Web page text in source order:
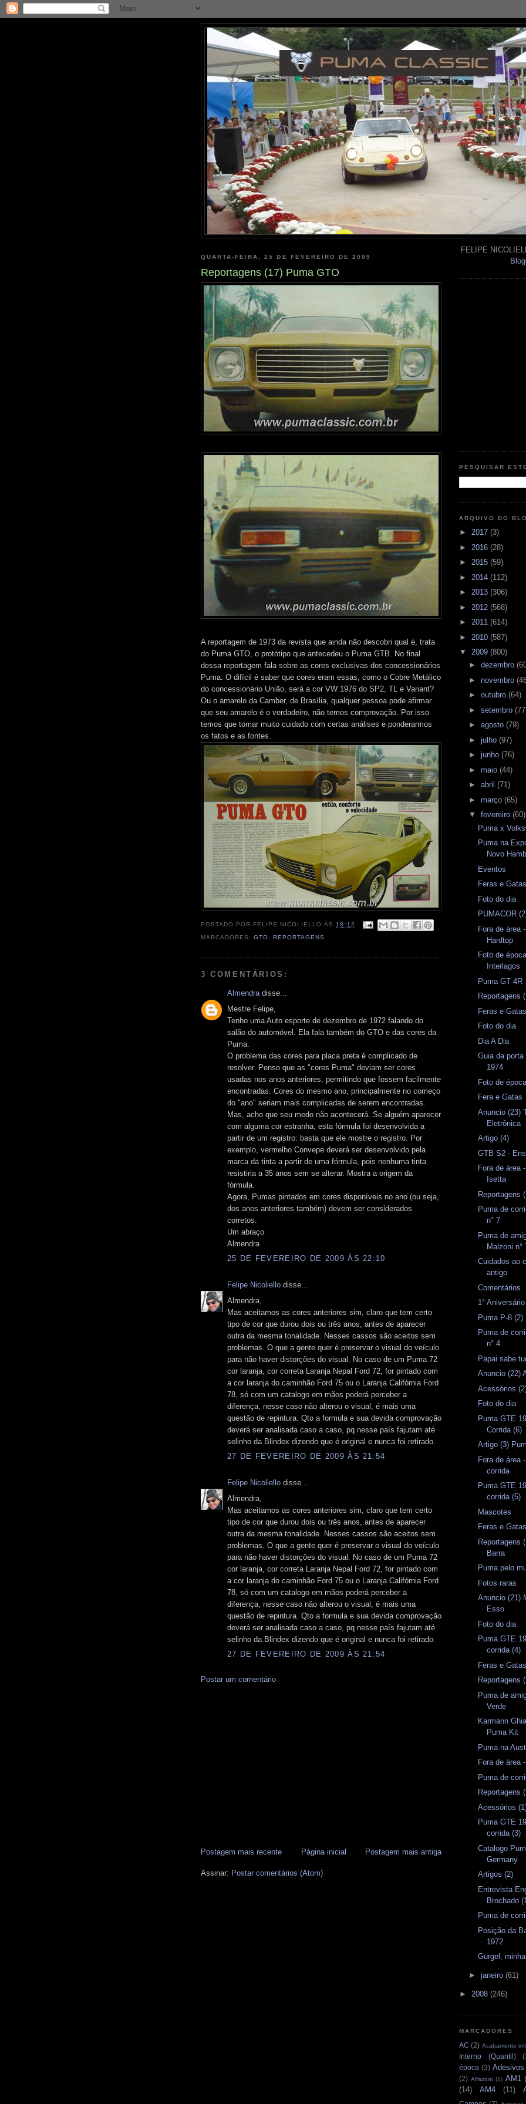
QUARTA-FEIRA, 25 DE FEVEREIRO DE 2009
Reportagens (17) Puma GTO
A reportagem de 1973 da revista que ainda não descobri qual é, trata
do Puma GTO, o protótipo que antecedeu o Puma GTB. No final
dessa reportagem fala sobre as cores exclusivas dos concessionários
Puma. O difícil é saber que cores eram essas, como o Cobre Metálico
do concessionário União, será a cor VW 1976 do SP2, TL e Variant?
Ou o amarelo da Camber, de Brasília, qualquer pessoa pode afirmar
que seu amarelo é o verdadeiro, não temos comprovação. Por isso
temos que tomar muito cuidado com certas análises e ponderarmos
os fatos e as fontes.
POSTADO POR FELIPE NICOLIELLO ÀS 18:12
MARCADORES:GTO ,REPORTAGENS
3 COMENTÁRIOS:
Almendradisse...
Mestre Felipe,
Tenho uma Auto esporte de dezembro de 1972 falando do
salão do automóvel. Ela fala também do GTO e das cores da
Puma.
O problema das cores para placa preta é complicado de
resolver. Penso que as "cores Puma" deviam ser cores
usadas nos anos anteriores, permitindo que fossem facilmente
encontradas. Cores do mesmo ano, principalmente no começo
do "ano" seriam mais complicadas de serem encontradas.
Mas, acho que seu medo não acontecerá. Se alguém aparecer
com alguma cor estranha, esta fórmula foi desenvolvida a
partir de um registro: basta que ele mostre o registro. Por
exemplo, vermelho Convepe deverá ser desenvolvido pela
marca da tinta a partir de uma fórmula, pois nenhuma tinta
resistiria a 35 anos sem se alterar. Mostra a origem da
fórmula.
Agora, Pumas pintados em cores disponíveis no ano (ou seja,
dos anos anteriores também) devem ser considerados
corretos.
Um abraço
Almendra
25 DE FEVEREIRO DE 2009 ÀS 22:10
Felipe Nicoliello disse...
Almendra,
Mas aceitamos as cores anteriores sim, claro que tem certo
tipo de cor que durou dois ou três anos, antes de aparecer
outra da mesma tonalidade. Nesses cassos são aceitos sem
problemas. O que a gente quer é preservar o visual do veículo
para não haver distorções do visual. No caso de um Puma 72
cor laranja, cor correta Laranja Nepal Ford 72, for pintado com
a cor laranja do caminhão Ford 75 ou o Laranja Califórnia Ford
78, só com um catalogo em mãos poderá perceber a
diferença, nesse caso não alterou o visual, é mais uma
questão de repintura. Qto a formula e sua devida comprovação
deverá ser analisada caso a caso, pq nesse país fajutam até
selinho da Blindex dizendo que é original e nunca foi retirado.
27 DE FEVEREIRO DE 2009 ÀS 21:54
Felipe Nicoliello disse...
Almendra,
Mas aceitamos as cores anteriores sim, claro que tem certo
tipo de cor que durou dois ou três anos, antes de aparecer
outra da mesma tonalidade. Nesses cassos são aceitos sem
problemas. O que a gente quer é preservar o visual do veículo
para não haver distorções do visual. No caso de um Puma 72
cor laranja, cor correta Laranja Nepal Ford 72, for pintado com
a cor laranja do caminhão Ford 75 ou o Laranja Califórnia Ford
78, só com um catalogo em mãos poderá perceber a
diferença, nesse caso não alterou o visual, é mais uma
questão de repintura. Qto a formula e sua devida comprovação
deverá ser analisada caso a caso, pq nesse país fajutam até
selinho da Blindex dizendo que é original e nunca foi retirado.
27 DE FEVEREIRO DE 2009 ÀS 21:54
Postar um comentário
Postagem mais recente Postagem mais antiga
Página inicial
Assinar: Postar comentários (Atom)
FELIPE
PESQUISAR
ARQUIVO DO
► 2017 (3)
► 2016 (28)
► 2015 (59)
► 2014 (112)
► 2013 (306)
► 2012 (568)
► 2011 (614)
► 2010 (587)
▼ 2009 (800)
► dezembro
► novembro
► outubro (64)
► setembro
► agosto (79)
► julho (97)
► junho (76)
► maio (44)
► abril (71)
► março (65)
▼ fevereiro (60)
Puma x
Puma na
Novo
Eventos
Feras e Gatas
Foto do dia
PUMACOR
Fora de área
Hardtop
Foto de
Interlagos
Puma GT 4R
Reportagens
Feras e Gatas
Foto do dia
Dia A Dia
Guia da
1974
Foto de época
Fera e Gatas
Anuncio (23)
Eletrônica
Artigo (4)
GTB S2 -
Fora de área
Isetta
Reportagens
Puma de
n° 7
Puma de
Malzoni n°
Cuidados ao
antigo
Comentários
1°
Puma P-8 (2)
Puma de
n° 4
Papai sabe
Anuncio (22)
Acessórios
Foto do dia
Puma GTE
Corrida (6)
Artigo (3)
Fora de área
corrida
Puma GTE
corrida (5)
Mascotes
Feras e Gatas
Reportagens
Barra
Puma pelo
Fotos raras
Anuncio (21)
Esso
Foto do dia
Puma GTE
corrida (4)
Feras e Gatas
Reportagens
Puma de
Verde
Karmann
Puma Kit
Puma na
Fora de área
Puma de
Reportagens
Acessórios
Puma GTE
corrida (3)
Catalogo
Germany
Artigos (2)
Entrevista
Brochado
Puma de
Posição da
1972
Gurgel,
► janeiro (61)
► 2008 (246)
MARCADORES
AC (2) Acabamento
Interno (Quantil)
época (3) Adesivos
(2) Alfazoni (1) AM1
(14)
AM4 (11)